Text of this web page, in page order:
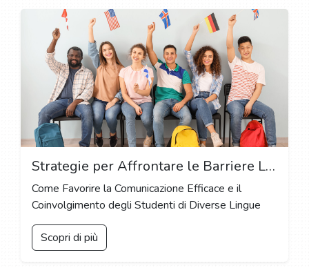
Strategie per Affrontare le Barriere Linguistiche nelle Classi Multilingue: Promuovere l'Inclusione e il Successo Scolastico
Come Favorire la Comunicazione Efficace e il
Coinvolgimento degli Studenti di Diverse Lingue
Scopri di più